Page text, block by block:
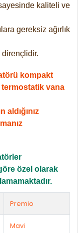
kaliteli ve
gereksiz ağırlık
dirençlidir.
kompakt
vana
aldığınız
özel olarak
Premio
Mavi